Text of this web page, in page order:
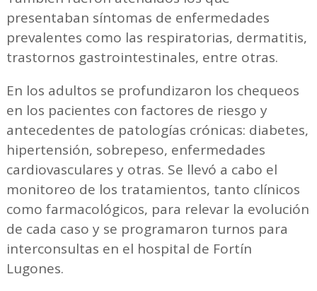
presentaban síntomas de enfermedades
prevalentes como las respiratorias, dermatitis,
trastornos gastrointestinales, entre otras.
En los adultos se profundizaron los chequeos
en los pacientes con factores de riesgo y
antecedentes de patologías crónicas: diabetes,
hipertensión, sobrepeso, enfermedades
cardiovasculares y otras. Se llevó a cabo el
monitoreo de los tratamientos, tanto clínicos
como farmacológicos, para relevar la evolución
de cada caso y se programaron turnos para
interconsultas en el hospital de Fortín
Lugones.